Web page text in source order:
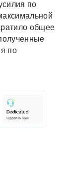
по
общее
по